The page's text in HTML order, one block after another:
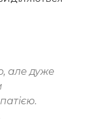
але дуже